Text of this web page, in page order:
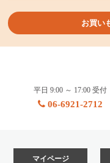
お買い
平日 9:00 ～ 17:00 受付
06-6921-2712
マイページ